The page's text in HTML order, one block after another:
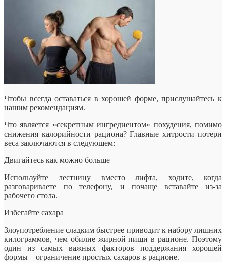
Чтобы всегда оставаться в хорошей форме, прислушайтесь к
нашим рекомендациям.
Что является «секретным ингредиентом» похудения, помимо
снижения калорийности рациона? Главные хитрости потери
веса заключаются в следующем:
Двигайтесь как можно больше
Используйтелестницу вместо лифта, ходите, когда
разговариваете по телефону, и почаще вставайте из-за
рабочего стола.
Избегайте сахара
Злоупотребление сладким быстрее приводит к набору лишних
килограммов, чем обилие жирной пищи в рационе. Поэтому
один из самых важных факторов поддержания хорошей
формы – ограничение простых сахаров в рационе.